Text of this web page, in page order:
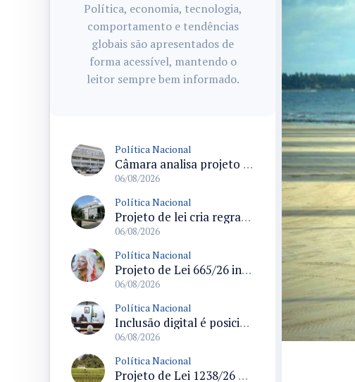
Política, economia, tecnologia,
comportamento e tendências
globais são apresentados de
forma acessível, mantendo o
leitor sempre bem informado.
Política Nacional
Câmara analisa projeto que cria Política Nacional de Qualificação e Valorização da Preceptoria na Residência Médica
06/08/2026
Política Nacional
Projeto de lei cria regras para punir litigância abusiva reversa e integrar sistemas do Judiciário
06/08/2026
Política Nacional
Projeto de Lei 665/26 institui política nacional para prevenção ao transfeminicídio e prevê medidas de proteção e reparação
06/08/2026
Política Nacional
Inclusão digital é posicionada como pilar essencial da reurbanização de favelas e periferias
06/08/2026
Política Nacional
Projeto de Lei 1238/26 propõe validação automática do Cadastro Ambiental Rural para imóveis de até quatro módulos fiscais